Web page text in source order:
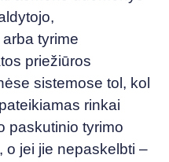
tyrime
priežiūros
sistemose tol, kol
rinkai
paskutinio tyrimo
o jei jie nepaskelbti –